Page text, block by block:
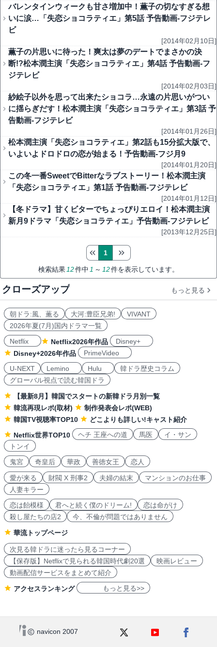
バレンタインウィークも甘さ増加中！薫子の切なすぎる想
いに涙…「失恋ショコラティエ」第5話 予告動画-フジテレ
ビ
[2014年02月10日]
薫子の片思いに待った！爽太は夢のデートでまさかの決
断!?松本潤主演「失恋ショコラティエ」第4話 予告動画-フ
ジテレビ
[2014年02月03日]
紗絵子以外を思って出来たショコラ…永遠の片思いがつい
に揺らぎだす！松本潤主演「失恋ショコラティエ」第3話 予
告動画-フジテレビ
[2014年01月26日]
松本潤主演「失恋ショコラティエ」第2話も15分拡大版で、
いよいよドロドロの恋が始まる！予告動画-フジ月9
[2014年01月20日]
この冬一番SweetでBitterなラブストーリー！松本潤主演
「失恋ショコラティエ」第1話 予告動画-フジテレビ
[2014年01月12日]
【冬ドラマ】甘くビターでちょっぴりエロイ！松本潤主演
新月9ドラマ「失恋ショコラティエ」予告動画-フジテレビ
[2013年12月25日]
検索結果 12件中 1 ～ 12件を表示しています。
1
クローズアップ もっと見る
朝ドラ:風、薫る 大河:豊臣兄弟!
VIVANT
2026年夏(7月)国内ドラマ一覧
Netflix
Netflix2026年作品
Disney+
Disney+2026年作品
PrimeVideo
U-NEXT
Lemino Hulu
韓ドラ歴史コラム
グローバル視点で読む韓国ドラ
【最新8月】韓国でスタートの新韓ドラ月別一覧
韓流再現レポ(取材)
制作発表会レポ(WEB)
韓国TV視聴率TOP10
どこよりも詳しい!キャスト紹介
Netflix世界TOP10
ヘチ 王座への道 馬医
イ・サン
トンイ
鬼宮
奇皇后 華政 善徳女王 恋人
愛が来る 財閥 X 刑事2 夫婦の結末
マンションのお仕事
人妻キラー
恋は飴模様
君へと続く僕のドリーム!
恋は命がけ
殺し屋たちの店2
今、不倫が問題ではありません
華流トップページ
次見る韓ドラに迷ったら見るコーナー
【保存版】Netflixで見られる韓国時代劇20選
映画レビュー
動画配信サービスをまとめて紹介
アクセスランキング もっと見る>>
navicon 2007